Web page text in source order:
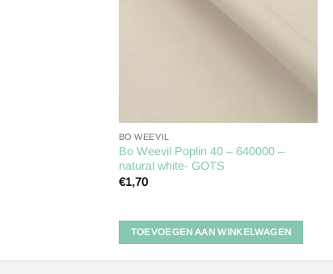
BO WEEVIL
Bo Weevil Poplin 40 – 640000 –
natural white- GOTS
€1,70
TOEVOEGEN AAN WINKELWAGEN